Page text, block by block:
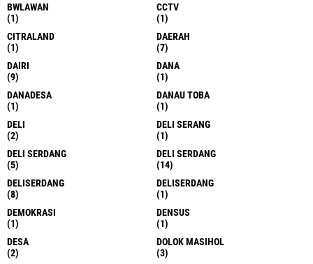
BWLAWAN
(1)
CCTV
(1)
CITRALAND
(1)
DAERAH
(7)
DAIRI
(9)
DANA
(1)
DANADESA
(1)
DANAU TOBA
(1)
DELI
(2)
DELI SERANG
(1)
DELI SERDANG
(5)
DELI SERDANG
(14)
DELISERDANG
(8)
DELISERDANG
(1)
DEMOKRASI
(1)
DENSUS
(1)
DESA
(2)
DOLOK MASIHOL
(3)